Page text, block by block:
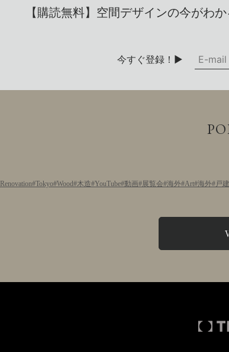
【購読無料】空間デザインの今がわ
今すぐ登録！▶
Renovation Tokyo Wood 木造 YouTube 動画 展覧会 海外 Art 海外 戸